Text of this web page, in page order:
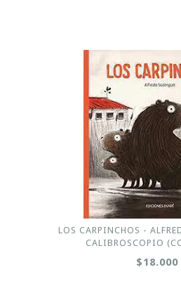
LOS CARPINCHOS -
CALIBROSCOPIO
$18.000